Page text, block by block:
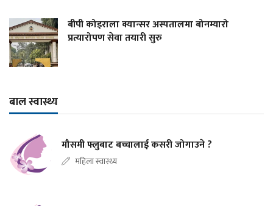
बीपी कोइराला क्यान्सर अस्पतालमा बोनम्यारो
प्रत्यारोपण सेवा तयारी सुरु
बाल स्वास्थ्य
मौसमी फ्लुबाट बच्चालाई कसरी जोगाउने ?
महिला स्वास्थ्य